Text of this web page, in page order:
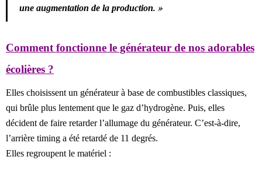
une augmentation de la production. »
Comment fonctionne le générateur de nos adorables
écolières ?
Elles choisissent un générateur à base de combustibles classiques,
qui brûle plus lentement que le gaz d’hydrogène. Puis, elles
décident de faire retarder l’allumage du générateur. C’est-à-dire,
l’arrière timing a été retardé de 11 degrés.
Elles regroupent le matériel :